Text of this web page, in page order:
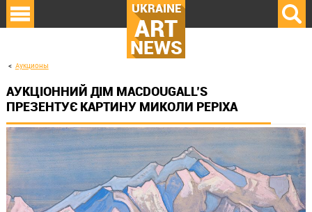
UKRAINE
ART
NEWS
Аукционы
АУКЦІОННИЙ ДІМ MACDOUGALL’S
ПРЕЗЕНТУЄ КАРТИНУ МИКОЛИ РЕРІХА